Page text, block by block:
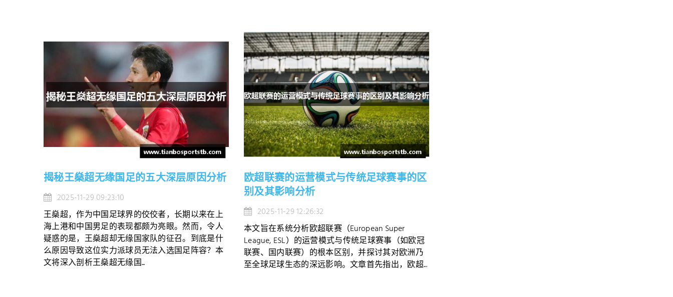
揭秘王燊超无缘国足的五大深层原因分析
2025-11-29 09:23:10
王燊超，作为中国足球界的佼佼者，长期以来在上
海上港和中国男足的表现都颇为亮眼。然而，令人
疑惑的是，王燊超却无缘国家队的征召。到底是什
么原因导致这位实力派球员无法入选国足阵容？本
文将深入剖析王燊超无缘国...
欧超联赛的运营模式与传统足球赛事的区
别及其影响分析
2025-11-29 12:26:32
本文旨在系统分析欧超联赛（European Super
League, ESL）的运营模式与传统足球赛事（如欧冠
联赛、国内联赛）的根本区别，并探讨其对欧洲乃
至全球足球生态的深远影响。文章首先指出，欧超...